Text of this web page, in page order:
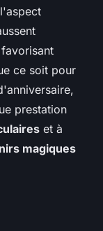
ce soit pour
prestation
et à
magiques